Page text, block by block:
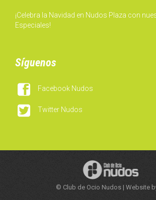
¡Celebra la Navidad en Nudos Plaza con
Especiales!
Síguenos
 Facebook Nudos
 Twitter Nudos
© Club de Ocio Nudos | Website